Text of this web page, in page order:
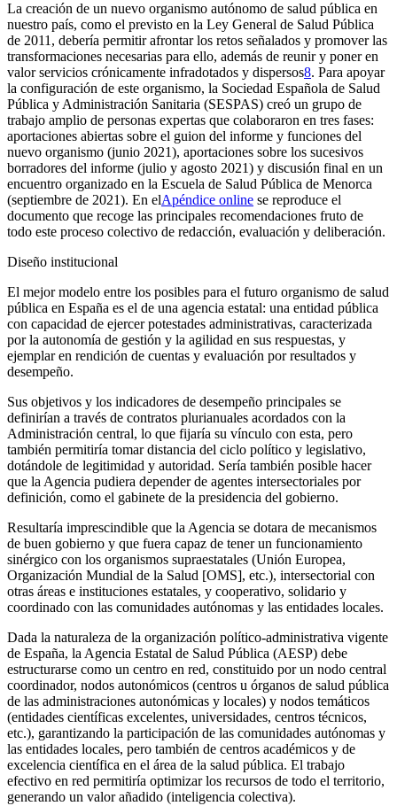
La creación de un nuevo organismo autónomo de salud pública en
nuestro país, como el previsto en la Ley General de Salud Pública
de 2011, debería permitir afrontar los retos señalados y promover las
transformaciones necesarias para ello, además de reunir y poner en
valor servicios crónicamente infradotados y dispersos8. Para apoyar
la configuración de este organismo, la Sociedad Española de Salud
Pública y Administración Sanitaria (SESPAS) creó un grupo de
trabajo amplio de personas expertas que colaboraron en tres fases:
aportaciones abiertas sobre el guion del informe y funciones del
nuevo organismo (junio 2021), aportaciones sobre los sucesivos
borradores del informe (julio y agosto 2021) y discusión final en un
encuentro organizado en la Escuela de Salud Pública de Menorca
(septiembre de 2021). En elApéndice online se reproduce el
documento que recoge las principales recomendaciones fruto de
todo este proceso colectivo de redacción, evaluación y deliberación.
Diseño institucional
El mejor modelo entre los posibles para el futuro organismo de salud
pública en España es el de una agencia estatal: una entidad pública
con capacidad de ejercer potestades administrativas, caracterizada
por la autonomía de gestión y la agilidad en sus respuestas, y
ejemplar en rendición de cuentas y evaluación por resultados y
desempeño.
Sus objetivos y los indicadores de desempeño principales se
definirían a través de contratos plurianuales acordados con la
Administración central, lo que fijaría su vínculo con esta, pero
también permitiría tomar distancia del ciclo político y legislativo,
dotándole de legitimidad y autoridad. Sería también posible hacer
que la Agencia pudiera depender de agentes intersectoriales por
definición, como el gabinete de la presidencia del gobierno.
Resultaría imprescindible que la Agencia se dotara de mecanismos
de buen gobierno y que fuera capaz de tener un funcionamiento
sinérgico con los organismos supraestatales (Unión Europea,
Organización Mundial de la Salud [OMS], etc.), intersectorial con
otras áreas e instituciones estatales, y cooperativo, solidario y
coordinado con las comunidades autónomas y las entidades locales.
Dada la naturaleza de la organización político-administrativa vigente
de España, la Agencia Estatal de Salud Pública (AESP) debe
estructurarse como un centro en red, constituido por un nodo central
coordinador, nodos autonómicos (centros u órganos de salud pública
de las administraciones autonómicas y locales) y nodos temáticos
(entidades científicas excelentes, universidades, centros técnicos,
etc.), garantizando la participación de las comunidades autónomas y
las entidades locales, pero también de centros académicos y de
excelencia científica en el área de la salud pública. El trabajo
efectivo en red permitiría optimizar los recursos de todo el territorio,
generando un valor añadido (inteligencia colectiva).